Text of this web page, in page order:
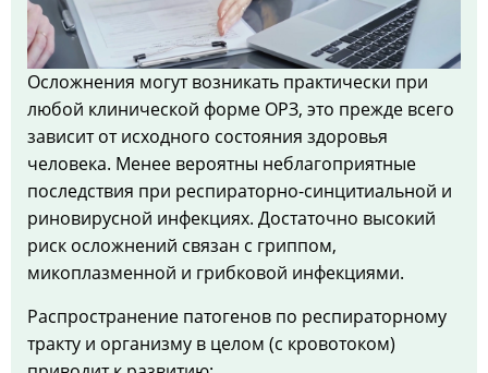
Осложнения могут возникать практически при
любой клинической форме ОРЗ, это прежде всего
зависит от исходного состояния здоровья
человека. Менее вероятны неблагоприятные
последствия при респираторно-синцитиальной и
риновирусной инфекциях. Достаточно высокий
риск осложнений связан с гриппом,
микоплазменной и грибковой инфекциями.
Распространение патогенов по респираторному
тракту и организму в целом (с кровотоком)